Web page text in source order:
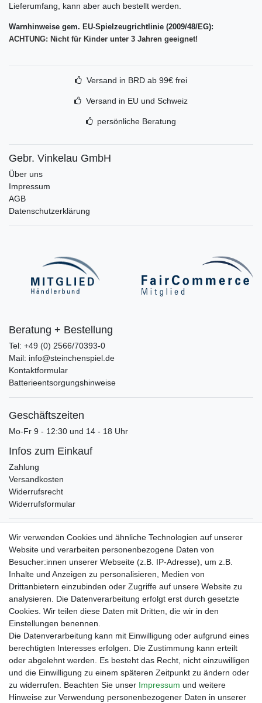
Lieferumfang, kann aber auch bestellt werden.
Warnhinweise gem. EU-Spielzeugrichtlinie (2009/48/EG):
ACHTUNG: Nicht für Kinder unter 3 Jahren geeignet!
Versand in BRD ab 99€ frei
Versand in EU und Schweiz
persönliche Beratung
Gebr. Vinkelau GmbH
Über uns
Impressum
AGB
Datenschutzerklärung
Beratung + Bestellung
Tel: +49 (0) 2566/70393-0
Mail: info@steinchenspiel.de
Kontaktformular
Batterieentsorgungshinweise
Geschäftszeiten
Mo-Fr 9 - 12:30 und 14 - 18 Uhr
Infos zum Einkauf
Zahlung
Versandkosten
Widerrufsrecht
Widerrufsformular
Verpackungslizenz
bei der Landbell AG
Zahlungsarten
Vorabüberweisung
Rechnungskauf
Zahlung bei Abholung
PayPal (inkl. Kreditkarten)
Wir verwenden Cookies und ähnliche Technologien auf unserer
Website und verarbeiten personenbezogene Daten von
Besucher:innen unserer Webseite (z.B. IP-Adresse), um z.B.
Inhalte und Anzeigen zu personalisieren, Medien von
Drittanbietern einzubinden oder Zugriffe auf unsere Website zu
analysieren. Die Datenverarbeitung erfolgt erst durch gesetzte
Cookies. Wir teilen diese Daten mit Dritten, die wir in den
Einstellungen benennen.
Die Datenverarbeitung kann mit Einwilligung oder aufgrund eines
berechtigten Interesses erfolgen. Die Zustimmung kann erteilt
oder abgelehnt werden. Es besteht das Recht, nicht einzuwilligen
und die Einwilligung zu einem späteren Zeitpunkt zu ändern oder
zu widerrufen. Beachten Sie unser Impressum und weitere
Hinweise zur Verwendung personenbezogener Daten in unserer